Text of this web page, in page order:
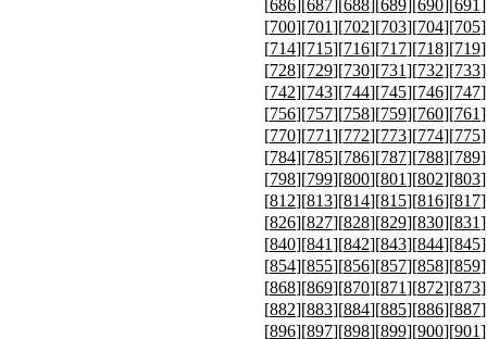
[686][687][688][689][690][691
[700][701][702][703][704][705
[714][715][716][717][718][719
[728][729][730][731][732][733
[742][743][744][745][746][747
[756][757][758][759][760][761
[770][771][772][773][774][775
[784][785][786][787][788][789
[798][799][800][801][802][803
[812][813][814][815][816][817
[826][827][828][829][830][831
[840][841][842][843][844][845
[854][855][856][857][858][859
[868][869][870][871][872][873
[882][883][884][885][886][887
[896][897][898][899][900][901